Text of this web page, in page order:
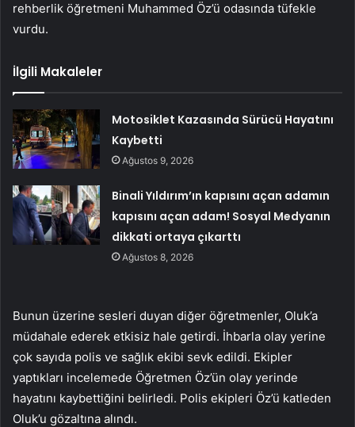
rehberlik öğretmeni Muhammed Öz’ü odasında tüfekle
vurdu.
İlgili Makaleler
Motosiklet Kazasında Sürücü Hayatını
Kaybetti
Ağustos 9, 2026
Binali Yıldırım’ın kapısını açan adamın
kapısını açan adam! Sosyal Medyanın
dikkati ortaya çıkarttı
Ağustos 8, 2026
Bunun üzerine sesleri duyan diğer öğretmenler, Oluk’a
müdahale ederek etkisiz hale getirdi. İhbarla olay yerine
çok sayıda polis ve sağlık ekibi sevk edildi. Ekipler
yaptıkları incelemede Öğretmen Öz’ün olay yerinde
hayatını kaybettiğini belirledi. Polis ekipleri Öz’ü katleden
Oluk’u gözaltına alındı.